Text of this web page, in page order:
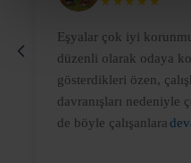
Eşyalar çok iyi
düzenli olarak odaya
gösterdikleri özen,
davranışları nedeniyle
de böyle çalışanlara